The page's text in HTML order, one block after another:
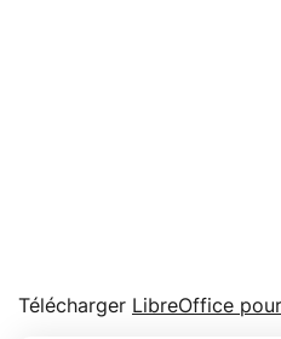
Télécharger LibreOffice